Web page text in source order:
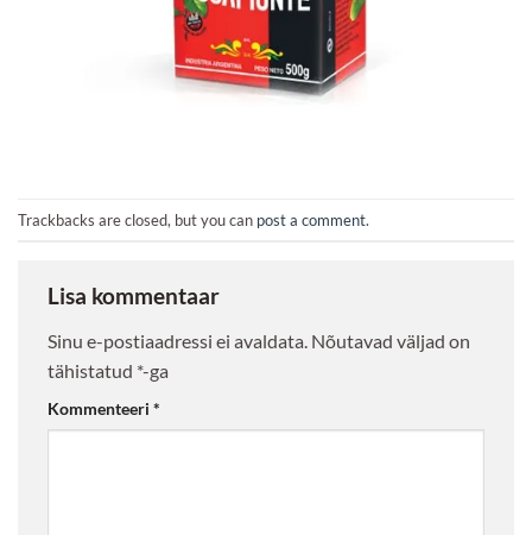
Trackbacks are closed, but you can post a comment.
Lisa kommentaar
Sinu e-postiaadressi ei avaldata. Nõutavad väljad on
tähistatud *-ga
Kommenteeri *